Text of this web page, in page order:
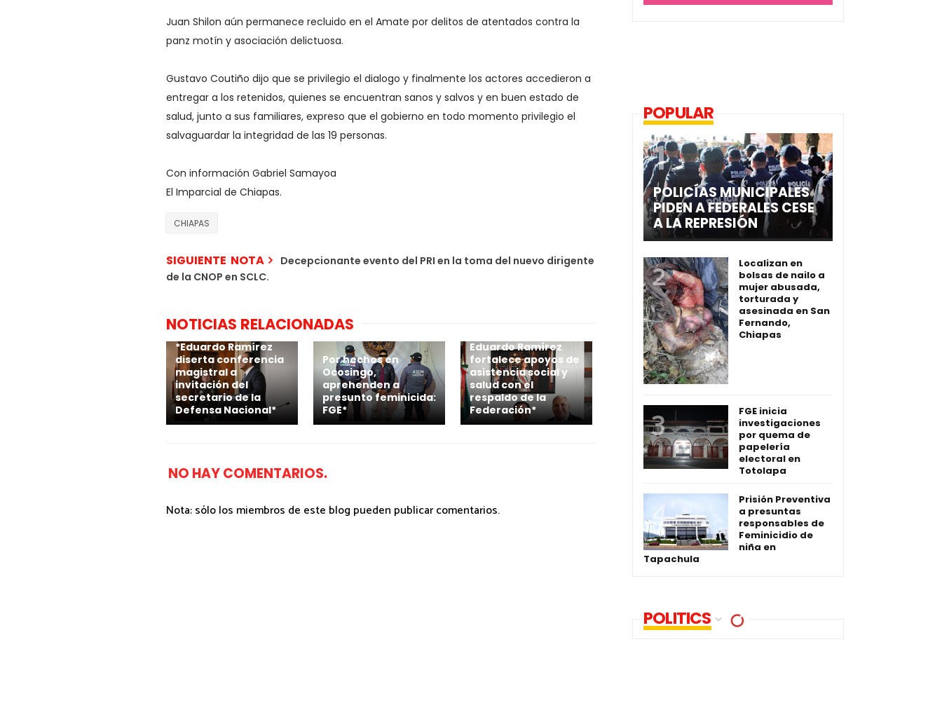
Juan Shilon aún permanece recluido en el Amate por delitos de atentados contra la
panz motín y asociación delictuosa.
Gustavo Coutiño dijo que se privilegio el dialogo y finalmente los actores accedieron a
entregar a los retenidos, quienes se encuentran sanos y salvos y en buen estado de
salud, junto a sus familiares, expreso que el gobierno en todo momento privilegio el
salvaguardar la integridad de las 19 personas.
Con información Gabriel Samayoa
El Imparcial de Chiapas.
CHIAPAS
SIGUIENTE NOTA
Decepcionante evento del PRI en la toma del nuevo dirigente
de la CNOP en SCLC.
NOTICIAS RELACIONADAS
*Eduardo Ramírez
diserta conferencia
magistral a
invitación del
secretario de la
Defensa Nacional*
Por hechos en
Ocosingo,
aprehenden a
presunto feminicida:
FGE*
Eduardo Ramírez
fortalece apoyos de
asistencia social y
salud con el
respaldo de la
Federación*
NO HAY COMENTARIOS.
Nota: sólo los miembros de este blog pueden publicar comentarios.
POPULAR
POLICÍAS MUNICIPALES
PIDEN A FEDERALES CESE
A LA REPRESIÓN
Localizan en
bolsas de nailo a
mujer abusada,
torturada y
asesinada en San
Fernando,
Chiapas
FGE inicia
investigaciones
por quema de
papelería
electoral en
Totolapa
Prisión Preventiva
a presuntas
responsables de
Feminicidio de
niña en
Tapachula
POLITICS